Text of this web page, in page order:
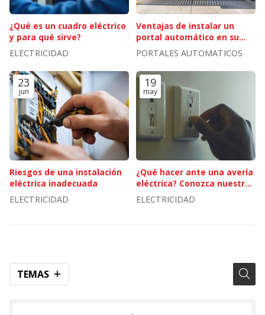
TEMAS
¿Qué es un cuadro eléctrico
y para qué sirve?
ELECTRICIDAD
Ventajas de instalar un
portal automático en su
propiedad
PORTALES AUTOMATICOS
23
jun
Riesgos de una instalación
eléctrica inadecuada
ELECTRICIDAD
19
may
¿Qué hacer ante una avería
eléctrica? Conozca nuestros
servicios de reparación
ELECTRICIDAD